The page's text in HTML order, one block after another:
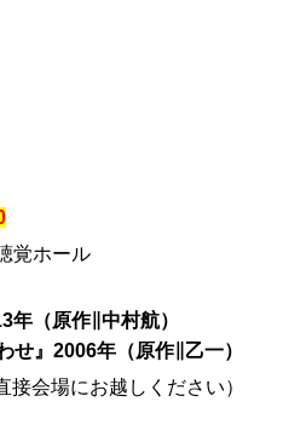
覚ホール
』2013年（原作∥中村航）
』2006年（原作∥乙一）
会場にお越しください）